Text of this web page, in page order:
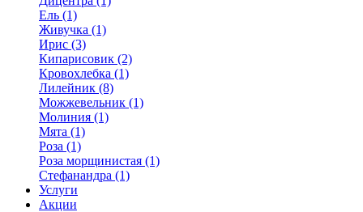
Ель (1)
Живучка (1)
Ирис (3)
Кипарисовик (2)
Кровохлебка (1)
Лилейник (8)
Можжевельник (1)
Молиния (1)
Мята (1)
Роза (1)
Роза морщинистая (1)
Стефанандра (1)
Услуги
Акции